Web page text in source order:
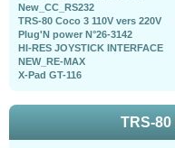
New_CC_RS232
TRS-80 Coco 3 110V vers 220V
Plug'N power N°26-3142
HI-RES JOYSTICK INTERFACE
NEW_RE-MAX
X-Pad GT-116
TRS-